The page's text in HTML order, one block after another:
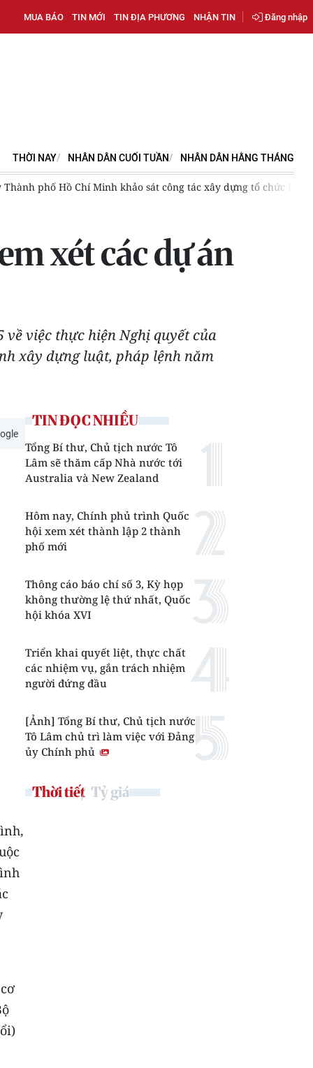
MUA BÁO TIN MỚI TIN ĐỊA PHƯƠNG NHẬN TIN Đăng nhập
THỜI NAY NHÂN DÂN CUỐI TUẦN NHÂN DÂN HẰNG THÁNG
ty Pouyuen Việt Nam Phát triển hệ sinh thái FDI chất lượng
xét các dự án
về việc thực hiện Nghị quyết của
xây dựng luật, pháp lệnh năm
TIN ĐỌC NHIỀU
Tổng Bí thư, Chủ tịch nước Tô
Lâm sẽ thăm cấp Nhà nước tới
Australia và New Zealand
Hôm nay, Chính phủ trình Quốc
hội xem xét thành lập 2 thành
phố mới
Thông cáo báo chí số 3, Kỳ họp
không thường lệ thứ nhất, Quốc
hội khóa XVI
Triển khai quyết liệt, thực chất
các nhiệm vụ, gắn trách nhiệm
người đứng đầu
[Ảnh] Tổng Bí thư, Chủ tịch nước
Tô Lâm chủ trì làm việc với Đảng
ủy Chính phủ
Thời tiết Tỷ giá